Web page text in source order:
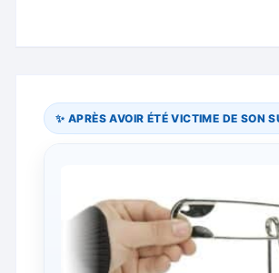
✨ APRÈS AVOIR ÉTÉ VICTIME DE SON